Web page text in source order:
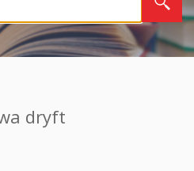
dryft